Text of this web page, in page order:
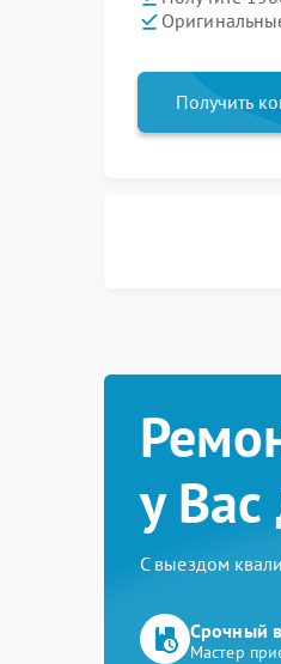
Получить
у
С выездом
Срочный
Мастер